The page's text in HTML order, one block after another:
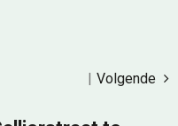
Volgende
|